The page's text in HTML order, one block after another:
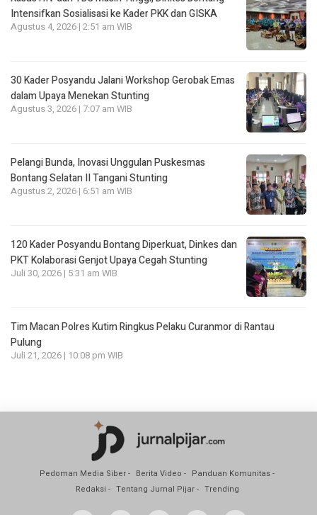
Intensifkan Sosialisasi ke Kader PKK dan GISKA
Agustus 4, 2026 | 2:51 am WIB
30 Kader Posyandu Jalani Workshop Gerobak Emas
dalam Upaya Menekan Stunting
Agustus 3, 2026 | 7:07 am WIB
Pelangi Bunda, Inovasi Unggulan Puskesmas
Bontang Selatan II Tangani Stunting
Agustus 2, 2026 | 6:51 am WIB
120 Kader Posyandu Bontang Diperkuat, Dinkes dan
PKT Kolaborasi Genjot Upaya Cegah Stunting
Juli 30, 2026 | 5:31 am WIB
Tim Macan Polres Kutim Ringkus Pelaku Curanmor di Rantau
Pulung
Juli 21, 2026 | 10:08 pm WIB
Pedoman Media Siber Berita Video
Panduan Komunitas
Redaksi
Tentang Jurnal Pijar Trending